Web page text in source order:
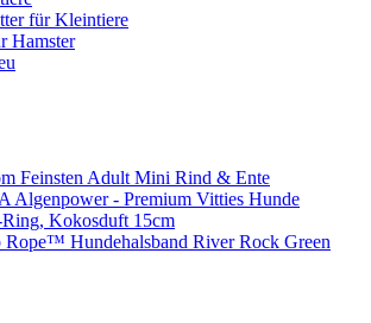
für Kleintiere
Hamster
Feinsten Adult Mini Rind & Ente
Algenpower - Premium Vitties Hunde
Kokosduft 15cm
Hundehalsband River Rock Green